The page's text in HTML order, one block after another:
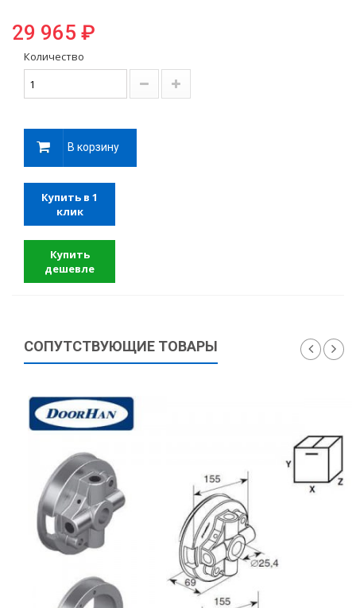
29 965 ₽
Количество
В корзину
Купить в 1
клик
Купить
дешевле
СОПУТСТВУЮЩИЕ ТОВАРЫ